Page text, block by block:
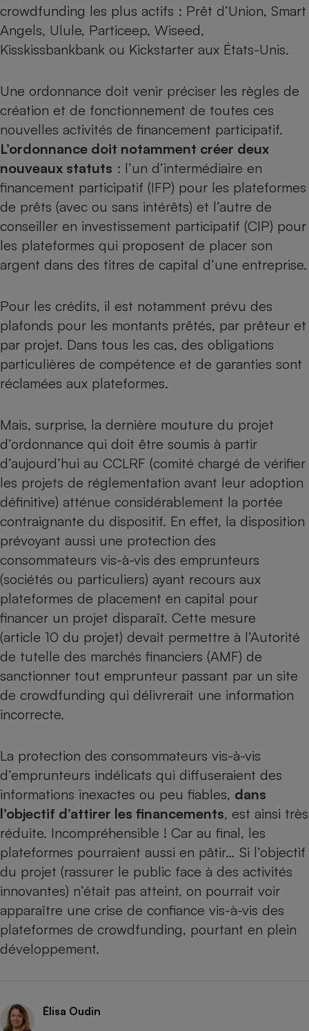
crowdfunding les plus actifs : Prêt d’Union, Smart
Angels, Ulule, Particeep, Wiseed,
Kisskissbankbank ou Kickstarter aux États-Unis.
Une ordonnance doit venir préciser les règles de
création et de fonctionnement de toutes ces
nouvelles activités de financement participatif.
L’ordonnance doit notamment créer deux
nouveaux statuts : l’un d’intermédiaire en
financement participatif (IFP) pour les plateformes
de prêts (avec ou sans intérêts) et l’autre de
conseiller en investissement participatif (CIP) pour
les plateformes qui proposent de placer son
argent dans des titres de capital d’une entreprise.
Pour les crédits, il est notamment prévu des
plafonds pour les montants prêtés, par prêteur et
par projet. Dans tous les cas, des obligations
particulières de compétence et de garanties sont
réclamées aux plateformes.
Mais, surprise, la dernière mouture du projet
d’ordonnance qui doit être soumis à partir
d’aujourd’hui au CCLRF (comité chargé de vérifier
les projets de réglementation avant leur adoption
définitive) atténue considérablement la portée
contraignante du dispositif. En effet, la disposition
prévoyant aussi une protection des
consommateurs vis-à-vis des emprunteurs
(sociétés ou particuliers) ayant recours aux
plateformes de placement en capital pour
financer un projet disparaît. Cette mesure
(article 10 du projet) devait permettre à l’Autorité
de tutelle des marchés financiers (AMF) de
sanctionner tout emprunteur passant par un site
de crowdfunding qui délivrerait une information
incorrecte.
La protection des consommateurs vis-à-vis
d’emprunteurs indélicats qui diffuseraient des
informations inexactes ou peu fiables, dans
l’objectif d’attirer les financements, est ainsi très
réduite. Incompréhensible ! Car au final, les
plateformes pourraient aussi en pâtir… Si l’objectif
du projet (rassurer le public face à des activités
innovantes) n’était pas atteint, on pourrait voir
apparaître une crise de confiance vis-à-vis des
plateformes de crowdfunding, pourtant en plein
développement.
Élisa Oudin
Plaque de cuisson à
induction
Cafetière à expressos
Robot ménager
Téléphone mobile -
Smartphone
Antivirus
Climatiseur -
Ventilateur